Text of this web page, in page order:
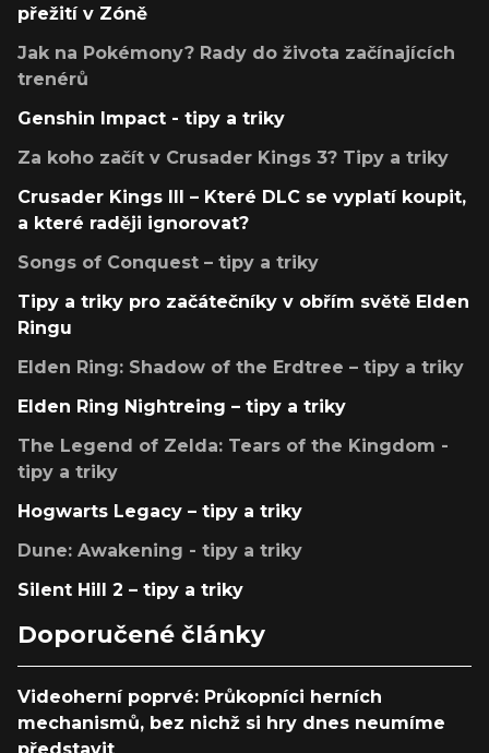
přežití v Zóně
Jak na Pokémony? Rady do života začínajících
trenérů
Genshin Impact - tipy a triky
Za koho začít v Crusader Kings 3? Tipy a triky
Crusader Kings III – Které DLC se vyplatí koupit,
a které raději ignorovat?
Songs of Conquest – tipy a triky
Tipy a triky pro začátečníky v obřím světě Elden
Ringu
Elden Ring: Shadow of the Erdtree – tipy a triky
Elden Ring Nightreing – tipy a triky
The Legend of Zelda: Tears of the Kingdom -
tipy a triky
Hogwarts Legacy – tipy a triky
Dune: Awakening - tipy a triky
Silent Hill 2 – tipy a triky
Doporučené články
Videoherní poprvé: Průkopníci herních
mechanismů, bez nichž si hry dnes neumíme